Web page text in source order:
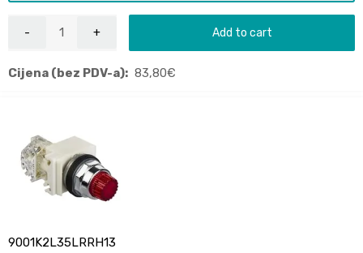
Add to cart
Cijena (bez PDV-a): 83,80€
9001K2L35LRRH13